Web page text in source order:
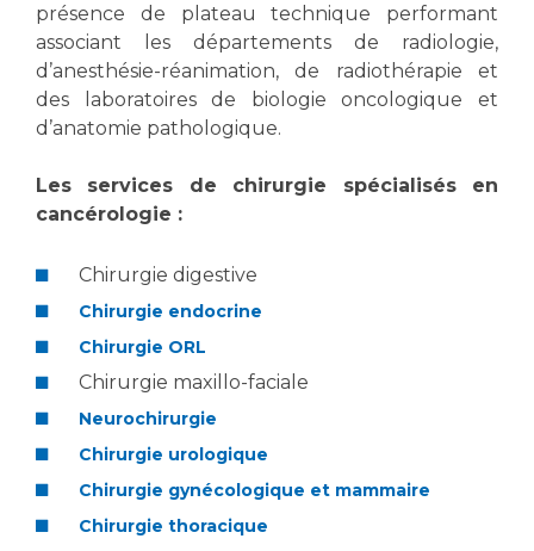
Cancer
Médecine nucléaire
Maladies rares
Maternité Hôpital Nord
Vos représentants
La Commission Des Usagers (CDU)
Les Comités Locaux des Usagers
Les pôles d'activité médicale
Anatomie et Cytologie Pathologiques
Adresser un examen au Laboratoire d'Infectiologie
Centres de référence Maladies Rares
Communiqués de presse
Dossiers de presse
Médiathèque
Fournisseurs
Rôles et missions
présence de plateau technique performant
associant les départements de radiologie,
d’anesthésie-réanimation, de radiothérapie et
des laboratoires de biologie oncologique et
d’anatomie pathologique.
Les services de chirurgie spécialisés en
cancérologie :
Chirurgie digestive
Chirurgie endocrine
Chirurgie ORL
Chirurgie maxillo-faciale
Neurochirurgie
Chirurgie urologique
Chirurgie gynécologique et mammaire
Chirurgie thoracique